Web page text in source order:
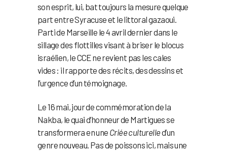
son esprit, lui, bat toujours la mesure quelque
part entre Syracuse et le littoral gazaoui.
Parti de Marseille le 4 avril dernier dans le
sillage des flottilles visant à briser le blocus
israélien, le CCE ne revient pas les cales
vides : il rapporte des récits, des dessins et
l’urgence d’un témoignage.
Le 16 mai, jour de commémoration de la
Nakba, le quai d’honneur de Martigues se
transformera en une Criée culturelled’un
genre nouveau. Pas de poissons ici, mais une